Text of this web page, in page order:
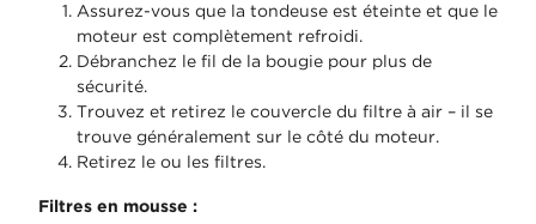
Assurez-vous que la tondeuse est éteinte et que le
moteur est complètement refroidi.
Débranchez le fil de la bougie pour plus de
sécurité.
Trouvez et retirez le couvercle du filtre à air – il se
trouve généralement sur le côté du moteur.
Retirez le ou les filtres.
Filtres en mousse :